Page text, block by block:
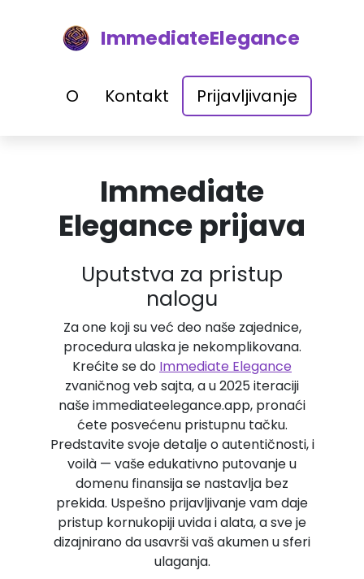
ImmediateElegance
O Kontakt Prijavljivanje
Immediate
Elegance prijava
Uputstva za pristup
nalogu
Za one koji su već deo naše zajednice,
procedura ulaska je nekomplikovana.
Krećite se do Immediate Elegance
zvaničnog veb sajta, a u 2025 iteraciji
naše immediateelegance.app, pronaći
ćete posvećenu pristupnu tačku.
Predstavite svoje detalje o autentičnosti, i
voilà — vaše edukativno putovanje u
domenu finansija se nastavlja bez
prekida. Uspešno prijavljivanje vam daje
pristup kornukopiji uvida i alata, a sve je
dizajnirano da usavrši vaš akumen u sferi
ulaganja.